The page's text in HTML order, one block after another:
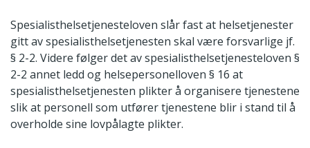
Spesialisthelsetjenesteloven slår fast at helsetjenester
gitt av spesialisthelsetjenesten skal være forsvarlige jf.
§ 2-2. Videre følger det av spesialisthelsetjenesteloven §
2-2 annet ledd og helsepersonelloven § 16 at
spesialisthelsetjenesten plikter å organisere tjenestene
slik at personell som utfører tjenestene blir i stand til å
overholde sine lovpålagte plikter.